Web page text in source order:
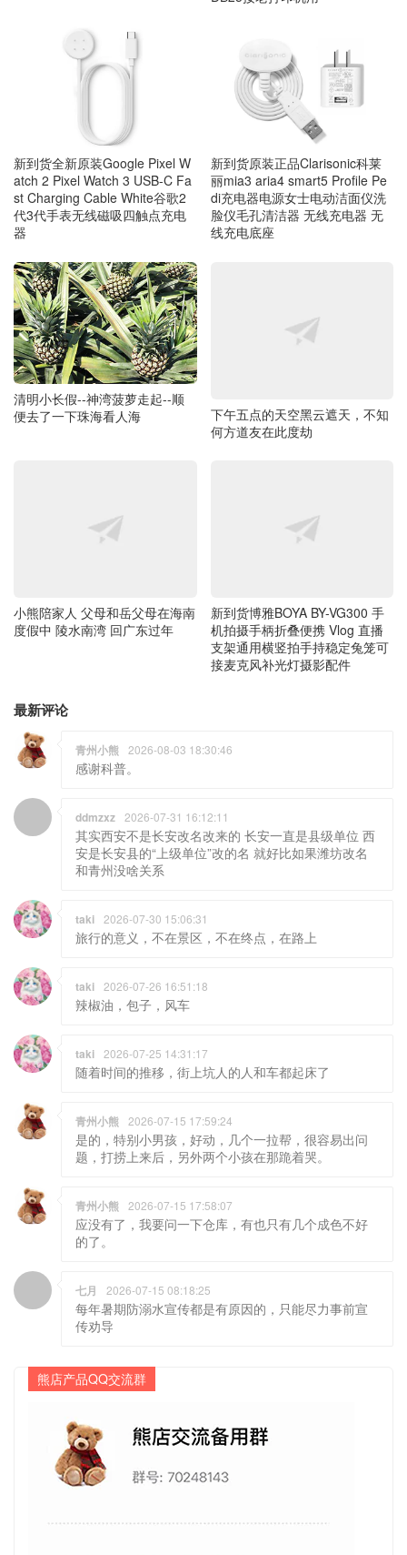
新到货全新原装Google Pixel W
atch 2 Pixel Watch 3 USB-C Fa
st Charging Cable White谷歌2
代3代手表无线磁吸四触点充电
器
新到货原装正品Clarisonic科莱
丽mia3 aria4 smart5 Profile Pe
di充电器电源女士电动洁面仪洗
脸仪毛孔清洁器 无线充电器 无
线充电底座
清明小长假--神湾菠萝走起--顺
便去了一下珠海看人海
下午五点的天空黑云遮天，不知
何方道友在此度劫
度假中 陵水南湾 回广东过年
机拍摄手柄折叠便携 Vlog 直播
支架通用横竖拍手持稳定兔笼可
接麦克风补光灯摄影配件
感谢科普。
其实西安不是长安改名改来的 长安一直是县级单位 西
安是长安县的“上级单位”改的名 就好比如果潍坊改名
和青州没啥关系
旅行的意义，不在景区，不在终点，在路上
辣椒油，包子，风车
随着时间的推移，街上坑人的人和车都起床了
是的，特别小男孩，好动，几个一拉帮，很容易出问
题，打捞上来后，另外两个小孩在那跪着哭。
应没有了，我要问一下仓库，有也只有几个成色不好
的了。
每年暑期防溺水宣传都是有原因的，只能尽力事前宣
传劝导
熊店产品QQ交流群